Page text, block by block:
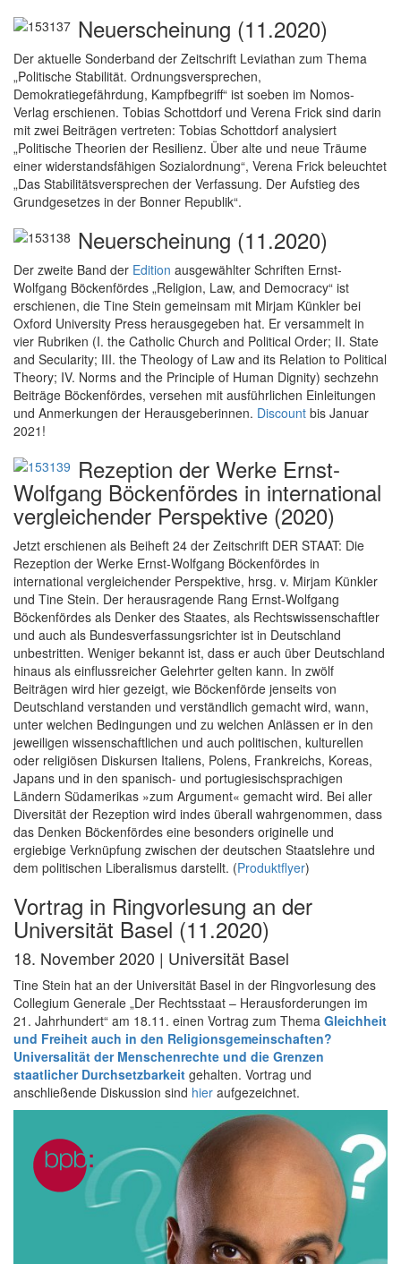
Neuerscheinung (11.2020)
Der aktuelle Sonderband der Zeitschrift Leviathan zum Thema
„Politische Stabilität. Ordnungsversprechen,
Demokratiegefährdung, Kampfbegriff“ ist soeben im Nomos-
Verlag erschienen. Tobias Schottdorf und Verena Frick sind darin
mit zwei Beiträgen vertreten: Tobias Schottdorf analysiert
„Politische Theorien der Resilienz. Über alte und neue Träume
einer widerstandsfähigen Sozialordnung“, Verena Frick beleuchtet
„Das Stabilitätsversprechen der Verfassung. Der Aufstieg des
Grundgesetzes in der Bonner Republik“.
Neuerscheinung (11.2020)
Der zweite Band der Edition ausgewählter Schriften Ernst-
Wolfgang Böckenfördes „Religion, Law, and Democracy“ ist
erschienen, die Tine Stein gemeinsam mit Mirjam Künkler bei
Oxford University Press herausgegeben hat. Er versammelt in
vier Rubriken (I. the Catholic Church and Political Order; II. State
and Secularity; III. the Theology of Law and its Relation to Political
Theory; IV. Norms and the Principle of Human Dignity) sechzehn
Beiträge Böckenfördes, versehen mit ausführlichen Einleitungen
und Anmerkungen der Herausgeberinnen. Discount bis Januar
2021!
Rezeption der Werke Ernst-
Wolfgang Böckenfördes in international
vergleichender Perspektive (2020)
Jetzt erschienen als Beiheft 24 der Zeitschrift DER STAAT: Die
Rezeption der Werke Ernst-Wolfgang Böckenfördes in
international vergleichender Perspektive, hrsg. v. Mirjam Künkler
und Tine Stein. Der herausragende Rang Ernst-Wolfgang
Böckenfördes als Denker des Staates, als Rechtswissenschaftler
und auch als Bundesverfassungsrichter ist in Deutschland
unbestritten. Weniger bekannt ist, dass er auch über Deutschland
hinaus als einflussreicher Gelehrter gelten kann. In zwölf
Beiträgen wird hier gezeigt, wie Böckenförde jenseits von
Deutschland verstanden und verständlich gemacht wird, wann,
unter welchen Bedingungen und zu welchen Anlässen er in den
jeweiligen wissenschaftlichen und auch politischen, kulturellen
oder religiösen Diskursen Italiens, Polens, Frankreichs, Koreas,
Japans und in den spanisch- und portugiesischsprachigen
Ländern Südamerikas »zum Argument« gemacht wird. Bei aller
Diversität der Rezeption wird indes überall wahrgenommen, dass
das Denken Böckenfördes eine besonders originelle und
ergiebige Verknüpfung zwischen der deutschen Staatslehre und
dem politischen Liberalismus darstellt. (Produktflyer)
Vortrag in Ringvorlesung an der
Universität Basel (11.2020)
18. November 2020 | Universität Basel
Tine Stein hat an der Universität Basel in der Ringvorlesung des
Collegium Generale „Der Rechtsstaat – Herausforderungen im
21. Jahrhundert“ am 18.11. einen Vortrag zum Thema Gleichheit
und Freiheit auch in den Religionsgemeinschaften?
Universalität der Menschenrechte und die Grenzen
staatlicher Durchsetzbarkeit gehalten. Vortrag und
anschließende Diskussion sind hier aufgezeichnet.